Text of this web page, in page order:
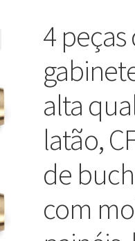
4
alta
latão,
de
com